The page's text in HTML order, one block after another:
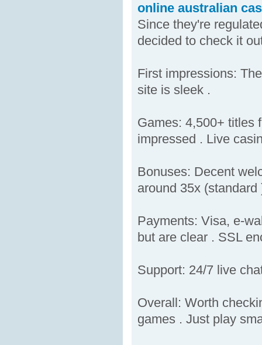
online australian
Since they're
decided to check it
First impressions:
site is sleek .
Games: 4,500+ titles
impressed . Live
Bonuses: Decent
around 35x
Payments: Visa, e-
but are clear . SSL
Support: 24/7 live
Overall: Worth
games . Just play